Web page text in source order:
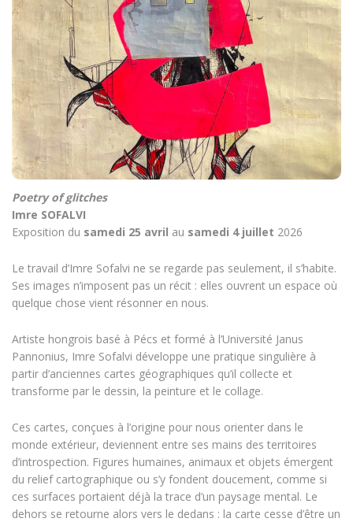
Poetry of glitches
Imre SOFALVI
Exposition du samedi 25 avril au samedi 4 juillet 2026
Le travail d’Imre Sofalvi ne se regarde pas seulement, il s’habite.
Ses images n’imposent pas un récit : elles ouvrent un espace où
quelque chose vient résonner en nous.
Artiste hongrois basé à Pécs et formé à l’Université Janus
Pannonius, Imre Sofalvi développe une pratique singulière à
partir d’anciennes cartes géographiques qu’il collecte et
transforme par le dessin, la peinture et le collage.
Ces cartes, conçues à l’origine pour nous orienter dans le
monde extérieur, deviennent entre ses mains des territoires
d’introspection. Figures humaines, animaux et objets émergent
du relief cartographique ou s’y fondent doucement, comme si
ces surfaces portaient déjà la trace d’un paysage mental. Le
dehors se retourne alors vers le dedans : la carte cesse d’être un